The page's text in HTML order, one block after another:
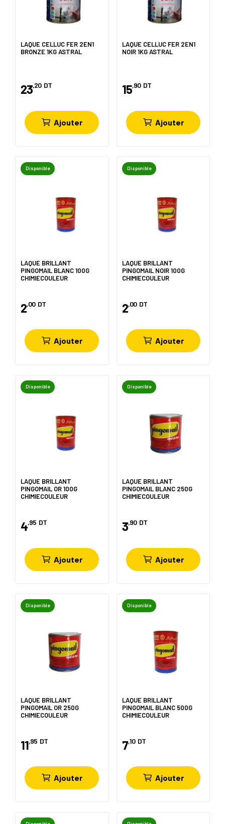
LAQUE CELLUC FER 2EN1
BRONZE 1KG ASTRAL
23,20 DT
Ajouter
LAQUE CELLUC FER 2EN1
NOIR 1KG ASTRAL
15,90 DT
Ajouter
Disponible
LAQUE BRILLANT
PINGOMAIL BLANC 100G
CHIMIECOULEUR
2,00 DT
Ajouter
Disponible
LAQUE BRILLANT
PINGOMAIL NOIR 100G
CHIMIECOULEUR
2,00 DT
Ajouter
Disponible
LAQUE BRILLANT
PINGOMAIL OR 100G
CHIMIECOULEUR
4,95 DT
Ajouter
Disponible
LAQUE BRILLANT
PINGOMAIL BLANC 250G
CHIMIECOULEUR
3,90 DT
Ajouter
Disponible
LAQUE BRILLANT
PINGOMAIL OR 250G
CHIMIECOULEUR
11,95 DT
Ajouter
Disponible
LAQUE BRILLANT
PINGOMAIL BLANC 500G
CHIMIECOULEUR
7,10 DT
Ajouter